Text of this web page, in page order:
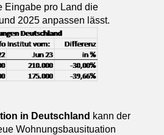
Eingabe pro Land die
2025 anpassen lässt.
in Deutschland kann der
Wohnungsbausituation